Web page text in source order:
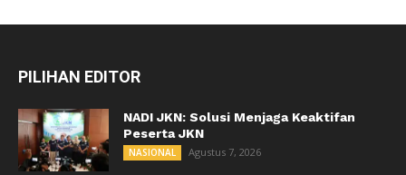
PILIHAN EDITOR
NADI JKN: Solusi Menjaga Keaktifan
Peserta JKN
NASIONAL Agustus 7, 2026